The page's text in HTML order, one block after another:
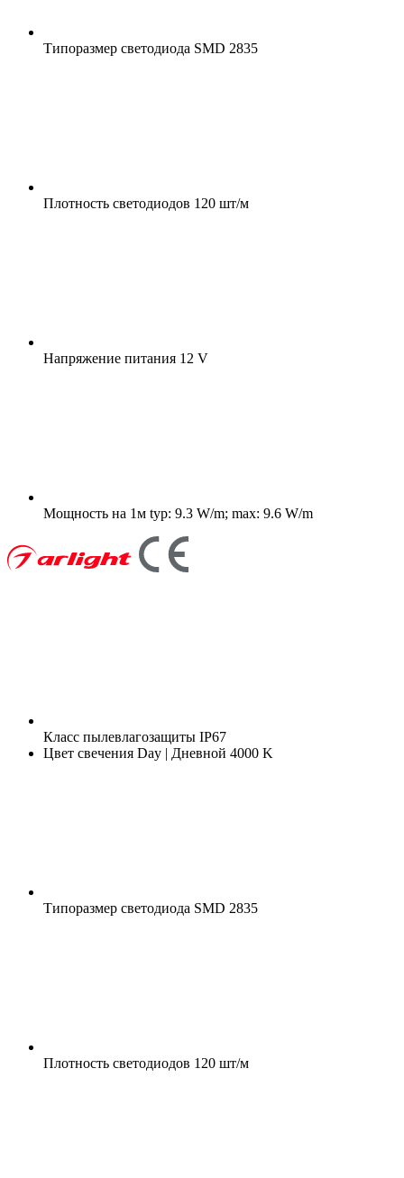
Типоразмер светодиода SMD 2835
Плотность светодиодов 120 шт/м
Напряжение питания 12 V
Мощность на 1м typ: 9.3 W/m; max: 9.6 W/m
Класс пылевлагозащиты IP67
Цвет свечения Day | Дневной 4000 K
Типоразмер светодиода SMD 2835
Плотность светодиодов 120 шт/м